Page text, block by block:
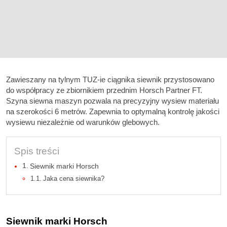
Zawieszany na tylnym TUZ-ie ciągnika siewnik przystosowano
do współpracy ze zbiornikiem przednim Horsch Partner FT.
Szyna siewna maszyn pozwala na precyzyjny wysiew materiału
na szerokości 6 metrów. Zapewnia to optymalną kontrolę jakości
wysiewu niezależnie od warunków glebowych.
Spis treści
Siewnik marki Horsch
Jaka cena siewnika?
Siewnik marki Horsch